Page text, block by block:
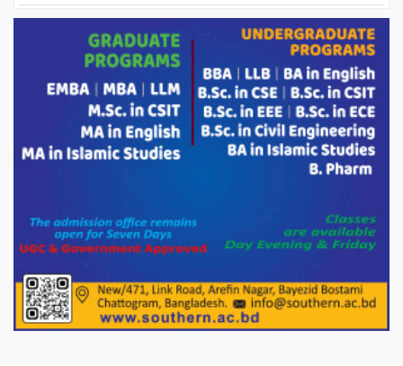
চন্দনাইশের হাশিমপুর ৪ নং ওয়ার্ডে ৫’শতাধিক
হতদরিদ্র পরিবারের মাঝে খাদ্যসামগ্রী বিতরণ
করেন মনজুর মোরশেদ
পরিবেশ রক্ষায় পাটগ্রামে ইহসান ইয়ুথ
সার্কেলের বৃক্ষরোপণ
মিরপুর-১১ নম্বরে দুর্বৃত্তদের গুলিতে বিএনপি
পাটগ্রামে চিকিৎসা সেবায় বীর মুক্তিযোদ্ধা দবির
উদ্দিন ফাউন্ডেশন
পাটগ্রামের দহগ্রাম ইউনিয়নের প্রধান সড়ক
ভেঙ্গে যোগাযোগ বিছিন্ন